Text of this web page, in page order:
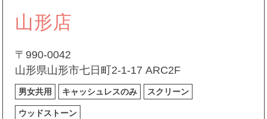
山形店
〒990-0042
山形県山形市七日町2-1-17 ARC2F
男女共用 キャッシュレスのみ スクリーン
ウッドストーン